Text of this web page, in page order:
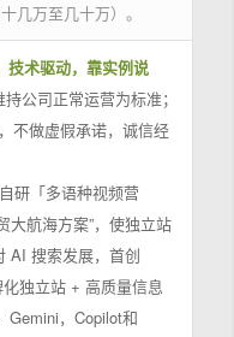
几万至几十万）。
技术驱动，靠实例说
公司正常运营为标准；
不做虚假承诺，诚信经
研「多语种视频营
大航海方案”，使独立站
AI 搜索发展，首创
独立站 + 高质量信息
Gemini，Copilot和